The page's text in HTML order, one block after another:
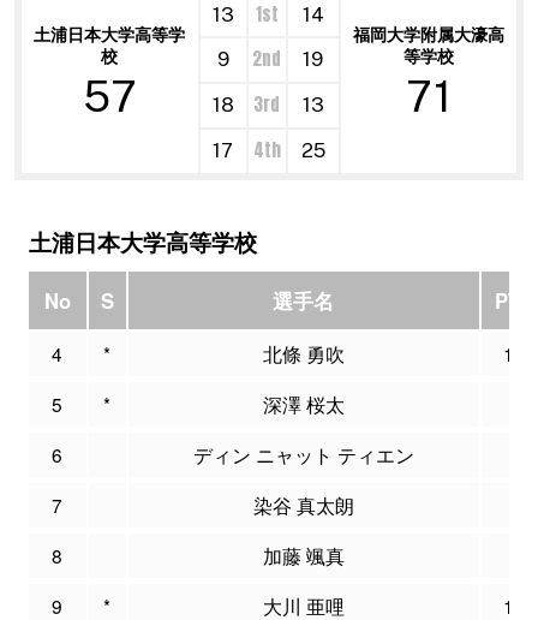
土浦日本大学高等学
校
57
13 1st 14
福岡大学附属大濠高
等学校
71
9 2nd
19
18
3rd
13
17
4th 25
土浦日本大学高等学校
No S 選手名 PTS
4 * 北條 勇吹
15
5
* 深澤 桜太
6
ディン ニャット ティエン
7
染谷 真太朗
8
加藤 颯真
9
* 大川 亜哩
12